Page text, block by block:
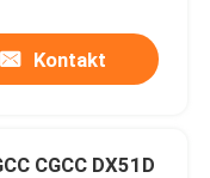
Kontakt
CGCC DX51D